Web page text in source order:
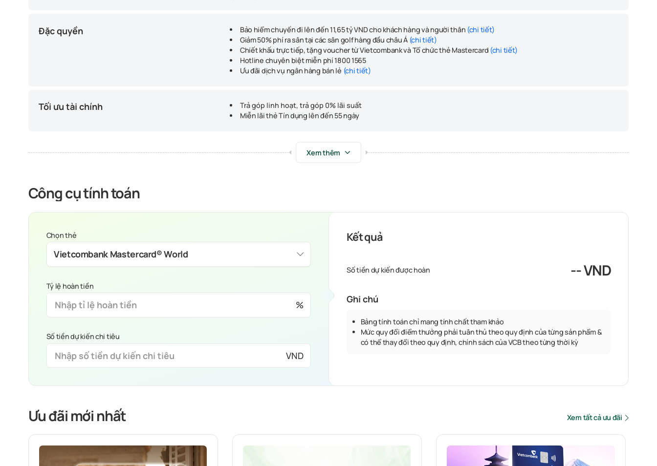
Đặc quyền Bảo hiểm chuyến đi lên đến 11,65 tỷ VND cho khách hàng và người thân (chi tiết)
Giảm 50% phí ra sân tại các sân golf hàng đầu châu Á (chi tiết)
Chiết khấu trực tiếp, tặng voucher từ Vietcombank và Tổ chức thẻ Mastercard (chi tiết)
Hotline chuyên biệt miễn phí 1800 1565
Ưu đãi dịch vụ ngân hàng bán lẻ (chi tiết)
Tối ưu tài chính
Trả góp linh hoạt, trả góp 0% lãi suất
Miễn lãi thẻ Tín dụng lên đến 55 ngày
Xem thêm
Công cụ tính toán
Chọn thẻ
Vietcombank Mastercard® World
Tỷ lệ hoàn tiền
%
Số tiền dự kiến chi tiêu
VND
Kết quả
Số tiền dự kiến được hoàn -- VND
Ghi chú
Bảng tính toán chỉ mang tính chất tham khảo
Mức quy đổi điểm thưởng phải tuân thủ theo quy định của từng sản phẩm &
có thể thay đổi theo quy định, chính sách của VCB theo từng thời kỳ
Ưu đãi mới nhất Xem tất cả ưu đãi